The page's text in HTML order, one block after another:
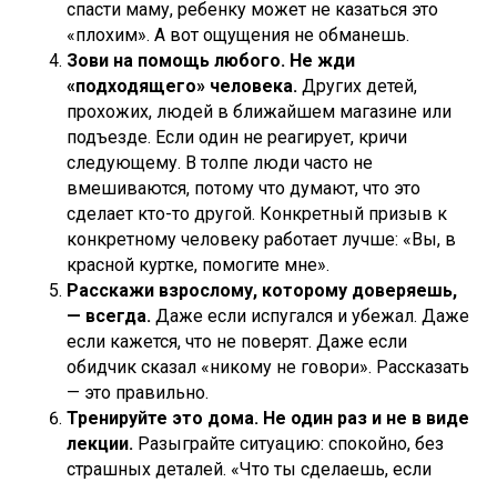
спасти маму, ребенку может не казаться это
«плохим». А вот ощущения не обманешь.
Зови на помощь любого. Не жди
«подходящего» человека. Других детей,
прохожих, людей в ближайшем магазине или
подъезде. Если один не реагирует, кричи
следующему. В толпе люди часто не
вмешиваются, потому что думают, что это
сделает кто-то другой. Конкретный призыв к
конкретному человеку работает лучше: «Вы, в
красной куртке, помогите мне».
Расскажи взрослому, которому доверяешь,
— всегда. Даже если испугался и убежал. Даже
если кажется, что не поверят. Даже если
обидчик сказал «никому не говори». Рассказать
— это правильно.
Тренируйте это дома. Не один раз и не в виде
лекции. Разыграйте ситуацию: спокойно, без
страшных деталей. «Что ты сделаешь, если